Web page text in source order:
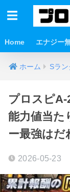
Home エナジー
ホーム Sラ
プロスピA-
能力値当た
ー最強はだ
2026-05-23